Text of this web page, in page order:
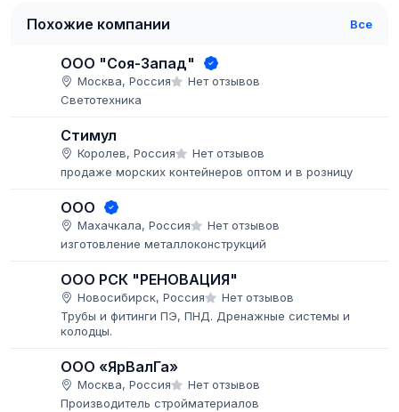
Похожие компании Все
ООО "Соя-Запад"
Москва, Россия
Нет отзывов
Светотехника
Стимул
Королев, Россия
Нет отзывов
продаже морских контейнеров оптом и в розницу
ООО
Махачкала, Россия
Нет отзывов
изготовление металлоконструкций
ООО РСК "РЕНОВАЦИЯ"
Новосибирск, Россия
Нет отзывов
Трубы и фитинги ПЭ, ПНД. Дренажные системы и
колодцы.
ООО «ЯрВалГа»
Москва, Россия
Нет отзывов
Производитель стройматериалов